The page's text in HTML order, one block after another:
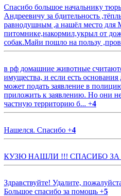
Спасибо большое начальнику
Андреевичу за бдительность
равнодушным ,а нашёл место для
питомнике,накормил,укрыл от
собак.Майи пошло на пользу
в рф домашние животные
имущества, и если есть
может подать заявление в
приложить к заявлению. Но они
частную территорию б... +4
Нашелся. Спасибо +4
КУЗЮ НАШЛИ !!! СПАСИБО
Здравствуйте! Удалите,
Большое спасибо за помощь +5